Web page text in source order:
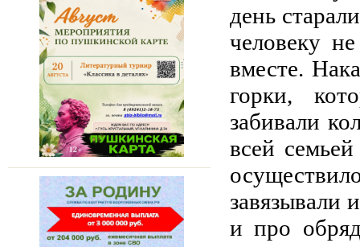
день
человеку
вместе.
горки,
забивали
всей
завязывали
и про